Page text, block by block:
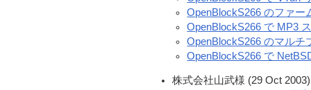
OpenBlockS266 のファー
OpenBlockS266 で MP3
OpenBlockS266 のマルチ
OpenBlockS266 で
株式会社山武様 (29 Oct 2003)